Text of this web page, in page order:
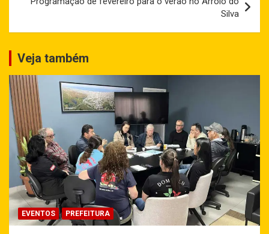
Silva
Veja também
EVENTOS PREFEITURA